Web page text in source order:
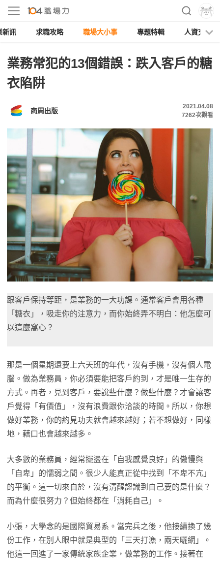
新訊 求職攻略 職場大小事 專題特輯 人資充電
業務常犯的13個錯誤：跌入客戶的糖
衣陷阱
商周出版
2021.04.08
7262次觀看
跟客戶保持等距，是業務的一大功課。通常客戶會用各種
「糖衣」，吸走你的注意力，而你始終弄不明白：他怎麼可
以這麼窩心？
那是一個星期還要上六天班的年代，沒有手機，沒有個人電
腦。做為業務員，你必須要能把客戶約到，才是唯一生存的
方式。再者，見到客戶，要說些什麼？做些什麼？才會讓客
戶覺得「有價值」，沒有浪費跟你洽談的時間。所以，你想
做好業務，你的約見功夫就會越來越好；若不想做好，同樣
地，藉口也會越來越多。
大多數的業務員，經常擺盪在「自我感覺良好」的傲慢與
「自卑」的懦弱之間。很少人能真正從中找到「不卑不亢」
的平衡。這一切來自於，沒有清醒認識到自己要的是什麼？
而為什麼很努力？但始終都在「消耗自己」。
小張，大學念的是國際貿易系。當完兵之後，他接續換了幾
份工作，在別人眼中就是典型的「三天打漁，兩天曬網」。
他這一回進了一家傳統家族企業，做業務的工作。接著在